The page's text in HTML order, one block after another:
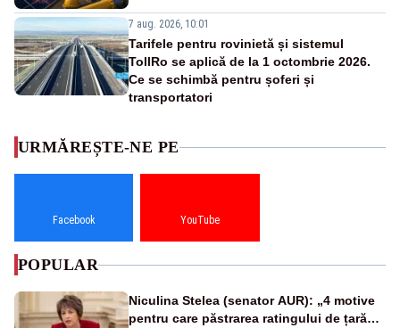
7 aug. 2026, 10:01
Tarifele pentru rovinietă și sistemul
TollRo se aplică de la 1 octombrie 2026.
Ce se schimbă pentru șoferi și
transportatori
URMĂREȘTE-NE PE
Facebook YouTube
POPULAR
Niculina Stelea (senator AUR): „4 motive
pentru care păstrarea ratingului de țară